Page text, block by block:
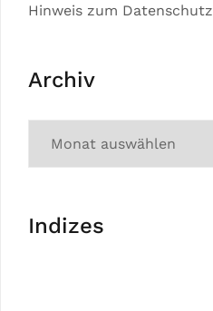
Hinweis zum Datenschutz
Archiv
Indizes